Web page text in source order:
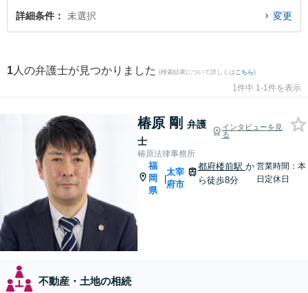
めです。
詳細条件 未選択 変更
1 人の弁護士が見つかりました (検索結果について詳しくは こちら)
1件中 1-1件を表示
椿原 剛 弁護
士
インタビューを見
る
椿原法律事務所
福
岡
県
|
太宰
府市
都府楼前駅 か
ら徒歩8分
営業時間：本
日定休日
不動産・土地の相続